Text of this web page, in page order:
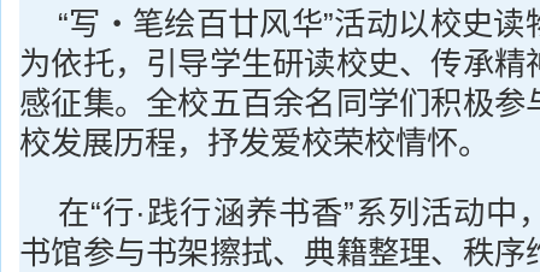
“写・笔绘百廿风华”活动以校史
为依托，引导学生研读校史、传承精
感征集。全校五百余名同学们积极参
校发展历程，抒发爱校荣校情怀。
在“行·践行涵养书香”系列活动中
书馆参与书架擦拭、典籍整理、秩序